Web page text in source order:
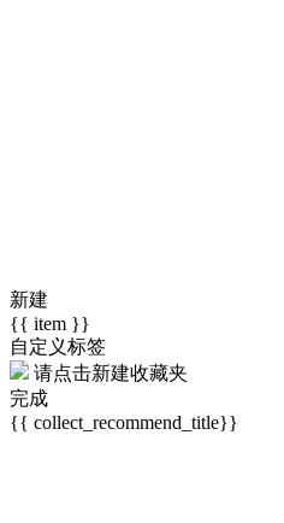
新建
{{ item }}
自定义标签
请点击新建收藏夹
完成
{{ collect_recommend_title}}